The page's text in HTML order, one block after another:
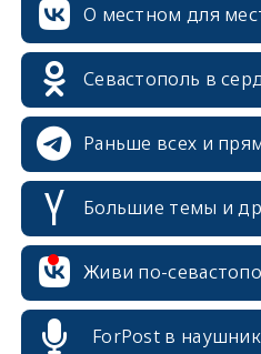
О местном для
Севастополь в
Раньше всех и
Большие темы и
Живи по-
ForPost в